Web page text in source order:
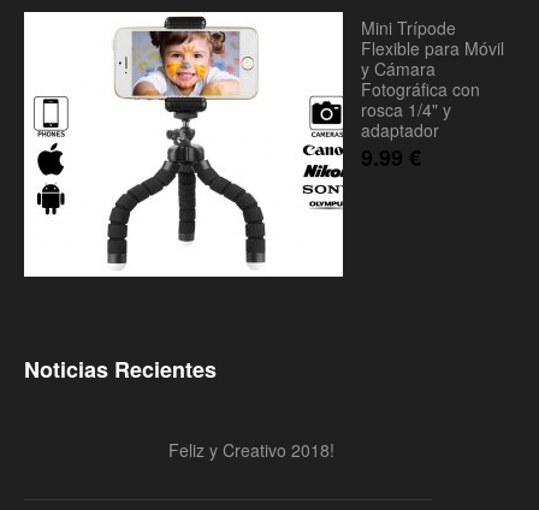
Mini Trípode
Flexible para Móvil
y Cámara
Fotográfica con
rosca 1/4" y
adaptador
9.99 €
Noticias Recientes
Feliz y Creativo 2018!